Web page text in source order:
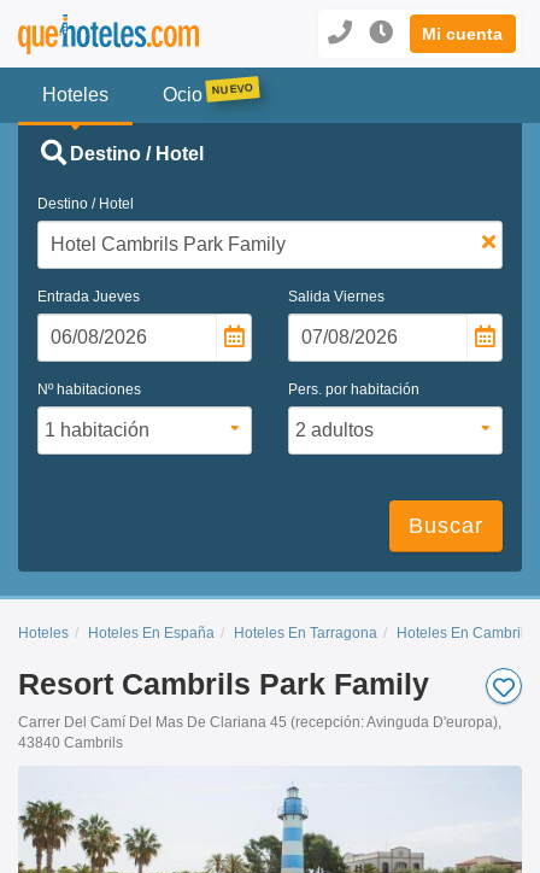
Mi cuenta
Hoteles Ocio
Destino / Hotel
Destino / Hotel
Entrada Jueves Salida Viernes
Nº habitaciones Pers. por habitación
Buscar
Hoteles Hoteles En España Hoteles En Tarragona Hoteles En Cambrils
Resort Cambrils Park Family
Carrer Del Camí Del Mas De Clariana 45 (recepción: Avinguda D'europa),
43840 Cambrils